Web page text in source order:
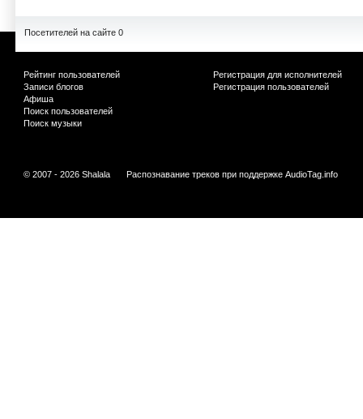
Посетителей на сайте 0
Рейтинг пользователей
Записи блогов
Афиша
Поиск пользователей
Поиск музыки
Регистрация для исполнителей
Регистрация пользователей
© 2007 - 2026 Shalala Распознавание треков при поддержке AudioTag.info